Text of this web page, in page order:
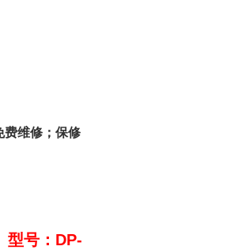
费维修；保修
型号：DP-